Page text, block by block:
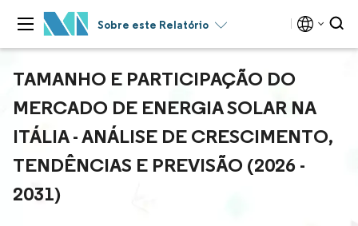
Sobre este Relatório
TAMANHO E PARTICIPAÇÃO DO
MERCADO DE ENERGIA SOLAR NA
ITÁLIA - ANÁLISE DE CRESCIMENTO,
TENDÊNCIAS E PREVISÃO (2026 -
2031)